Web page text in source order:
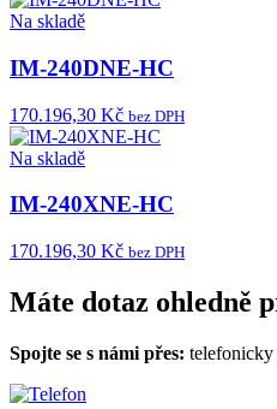
Na skladě
IM-240DNE-HC
170.196,30 Kč bez DPH
Na skladě
IM-240XNE-HC
170.196,30 Kč bez DPH
Máte dotaz ohledně
Spojte se s námi přes: telefonicky